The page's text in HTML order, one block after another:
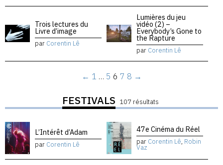
Trois lectures du
Livre d’image
par Corentin Lê
Lumières du jeu
vidéo (2) –
Everybody’s Gone to
the Rapture
par Corentin Lê
← 1 … 5 6 7 8 →
FESTIVALS 107 résultats
L’Intérêt d’Adam
par Corentin Lê
47e Cinéma du Réel
par Corentin Lê, Robin
Vaz